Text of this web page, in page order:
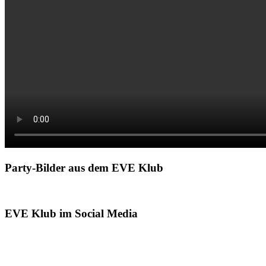
Party-Bilder aus dem EVE Klub
EVE Klub im Social Media